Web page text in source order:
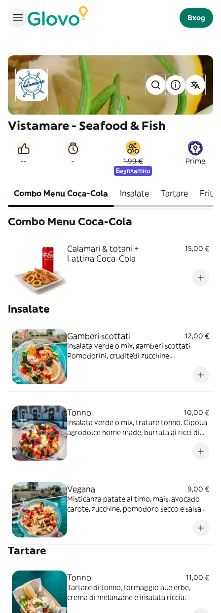
Вход
Vistamare - Seafood & Fish
-- - 1,99 €
Безплатно
Prime
Combo Menu Coca-Cola Insalate Tartare
Combo Menu Coca-Cola
Calamari & totani +
Lattina Coca-Cola
15,00 €
Insalate
Gamberi scottati
12,00 €
Insalata verde o mix, gamberi scottati.
Pomodorini, crudite'di zucchine,
Tonno
10,00 €
Insalata verde o mix, tratare tonno. Cipolla
agrodolce home made, burrata ai ricci di
Vegana
9,00 €
Misticanza patate al timo, mais, avocado
carote, zucchine, pomodoro secco e salsa
accompagnate da crostini di pane speziati
Tartare
Tonno
11,00 €
Tartare di tonno, formaggio alle erbe,
crema di melanzane e insalata riccia.